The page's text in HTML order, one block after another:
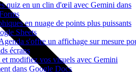
quiz en un clin d'œil avec Gemini dans
en nuage de points plus puissants
Sheets
s'offre un affichage sur mesure
écrans
et modifiez vos visuels avec Gemini
dans Google Docs